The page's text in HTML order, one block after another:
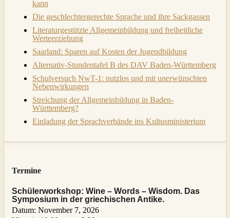
kann
Die geschlechtergerechte Sprache und ihre Sackgassen
Literaturgestützte Allgemeinbildung und freiheitliche
Werteerziehung
Saarland: Sparen auf Kosten der Jugendbildung
Alternativ-Stundentafel B des DAV Baden-Württemberg
Schulversuch NwT-1: nutzlos und mit unerwünschten
Nebenwirkungen
Streichung der Allgemeinbildung in Baden-
Württemberg?
Einladung der Sprachverbände ins Kultusministerium
Termine
Schülerworkshop: Wine – Words – Wisdom. Das
Symposium in der griechischen Antike.
Datum: November 7, 2026